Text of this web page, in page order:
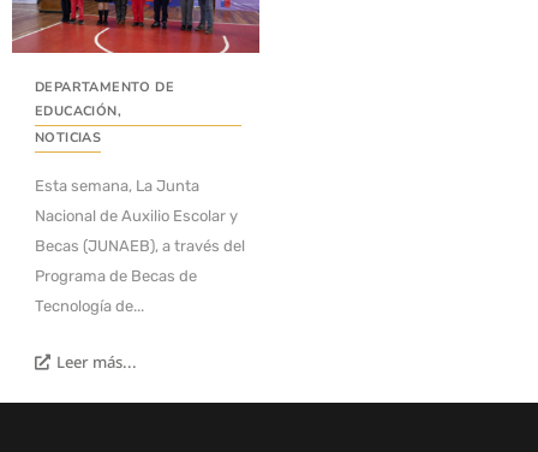
DEPARTAMENTO DE
EDUCACIÓN,
NOTICIAS
Esta semana, La Junta
Nacional de Auxilio Escolar y
Becas (JUNAEB), a través del
Programa de Becas de
Tecnología de...
Leer más...